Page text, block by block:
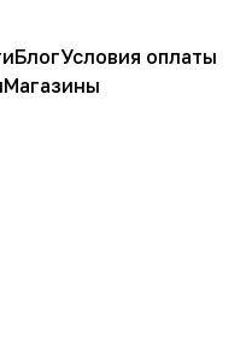
БлогУсловия оплаты
Магазины